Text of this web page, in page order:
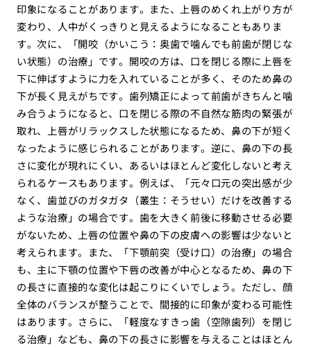
印象になることがあります。また、上唇のめくれ上がり方が
変わり、人中がくっきりと見えるようになることもありま
す。次に、「開咬（かいこう：奥歯で噛んでも前歯が閉じな
い状態）の治療」です。開咬の方は、口を閉じる際に上唇を
下に伸ばすように力を入れていることが多く、そのため鼻の
下が長く見えがちです。歯列矯正によって前歯がきちんと噛
み合うようになると、口を閉じる際の不自然な筋肉の緊張が
取れ、上唇がリラックスした状態になるため、鼻の下が短く
なったように感じられることがあります。逆に、鼻の下の長
さに変化が現れにくい、あるいはほとんど変化しないと考え
られるケースもあります。例えば、「元々口元の突出感が少
なく、歯並びのガタガタ（叢生：そうせい）だけを改善する
ような治療」の場合です。歯を大きく前後に移動させる必要
がないため、上唇の位置や鼻の下の皮膚への影響は少ないと
考えられます。また、「下顎前突（受け口）の治療」の場合
も、主に下顎の位置や下唇の改善が中心となるため、鼻の下
の長さに直接的な変化は起こりにくいでしょう。ただし、顔
全体のバランスが整うことで、間接的に印象が変わる可能性
はあります。さらに、「軽度なすきっ歯（空隙歯列）を閉じ
る治療」なども、鼻の下の長さに影響を与えることはほとん